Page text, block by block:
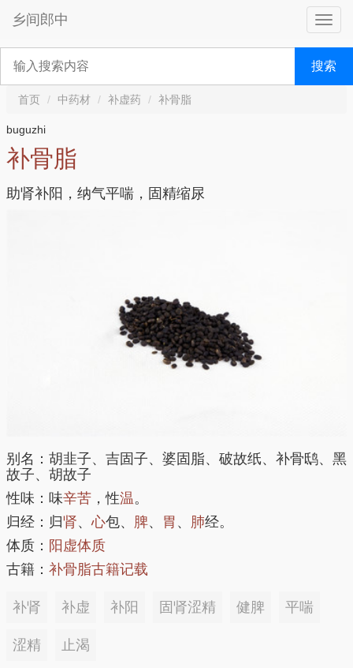
乡间郎中
搜索
首页 中药材 补虚药 补骨脂
buguzhi
补骨脂
助肾补阳，纳气平喘，固精缩尿
别名：胡韭子、吉固子、婆固脂、破故纸、补骨鸱、黑
故子、胡故子
性味：味辛苦 ，性温。
归经：归肾、心包、 脾、 胃 、 肺经。
体质： 阳虚体质
古籍： 补骨脂古籍记载
补肾 补虚 补阳 固肾涩精 健脾 平喘
涩精 止渴